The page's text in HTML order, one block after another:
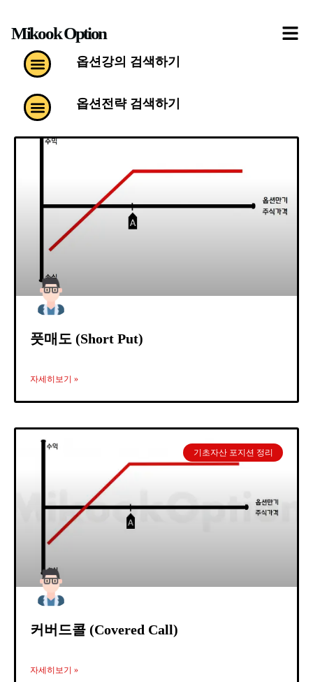
Mikook Option
Menu
Menu
옵션강의 검색하기
옵션전략 검색하기
풋매도 (Short Put)
자세히보기 »
기초자산 포지션 정리
커버드콜 (Covered Call)
자세히보기 »